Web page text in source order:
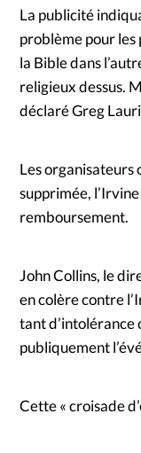
La publicité
problème pour les
la Bible dans
religieux dessus.
déclaré Greg
Les organisateurs
supprimée,
remboursement.
John Collins, le
en colère contre
tant d’intolérance
publiquement
Cette « croisade